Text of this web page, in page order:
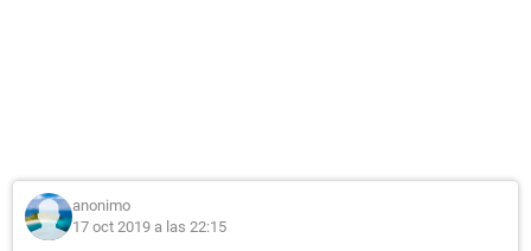
anonimo
17 oct 2019 a las 22:15